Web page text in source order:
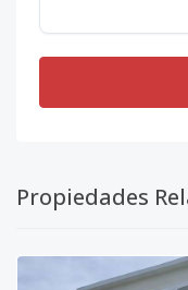
Propiedades